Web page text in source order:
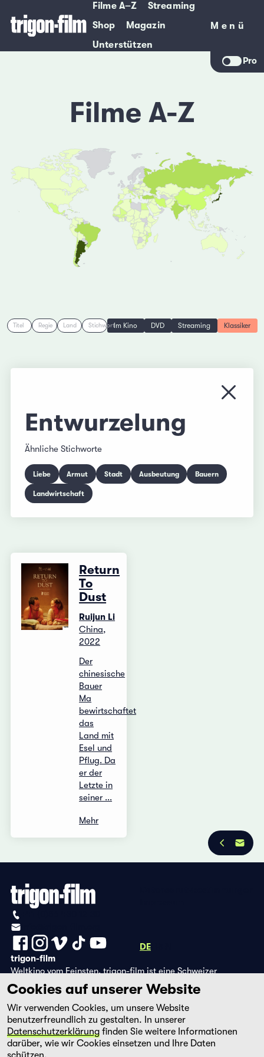
Filme A–Z
Streaming
Shop
Magazin
Unterstützen
Menü
Menü
Pro
Filme A-Z
Titel Regie Land StichwortIm Kino DVD Streaming Klassiker
Menü
Entwurzelung
Ähnliche Stichworte
Liebe Armut Stadt Ausbeutung Bauern
Landwirtschaft
Return
To
Dust
Ruijun Li
China,
2022
Der
chinesische
Bauer
Ma
bewirtschaftet
das
Land mit
Esel und
Pflug. Da
er der
Letzte in
seiner ...
Mehr
DE
trigon-film
Weltkino vom Feinsten. trigon-film ist eine Schweizer
Filmstiftung, die seit 1988 sorgfältig ausgewählte Filme aus
Lateinamerika, Asien, Afrika und dem östlichen Europa im
Kino herausbringt und eine eigene DVD-Edition sowie die
Streaming-Plattform filmingo betreibt.
Cookies auf unserer Website
Wir verwenden Cookies, um unsere Website
benutzerfreundlich zu gestalten. In unserer
Datenschutzerklärung finden Sie weitere Informationen
darüber, wie wir Cookies einsetzen und Ihre Daten